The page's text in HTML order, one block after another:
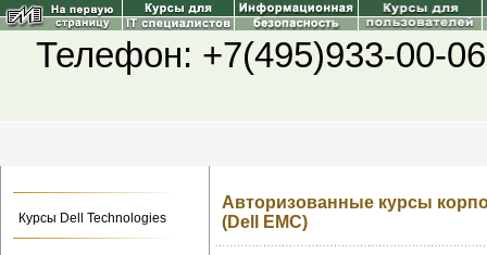
Телефон: +7(495)933-00-
Курсы Dell Technologies
Авторизованные курсы
(Dell EMC)